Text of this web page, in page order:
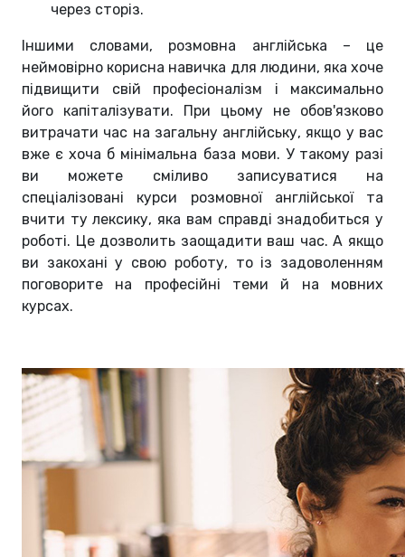
через сторіз.
Іншими словами, розмовна англійська – це
неймовірно корисна навичка для людини, яка хоче
підвищити свій професіоналізм і максимально
його капіталізувати. При цьому не обов'язково
витрачати час на загальну англійську, якщо у вас
вже є хоча б мінімальна база мови. У такому разі
ви можете сміливо записуватися на
спеціалізовані курси розмовної англійської та
вчити ту лексику, яка вам справді знадобиться у
роботі. Це дозволить заощадити ваш час. А якщо
ви закохані у свою роботу, то із задоволенням
поговорите на професійні теми й на мовних
курсах.